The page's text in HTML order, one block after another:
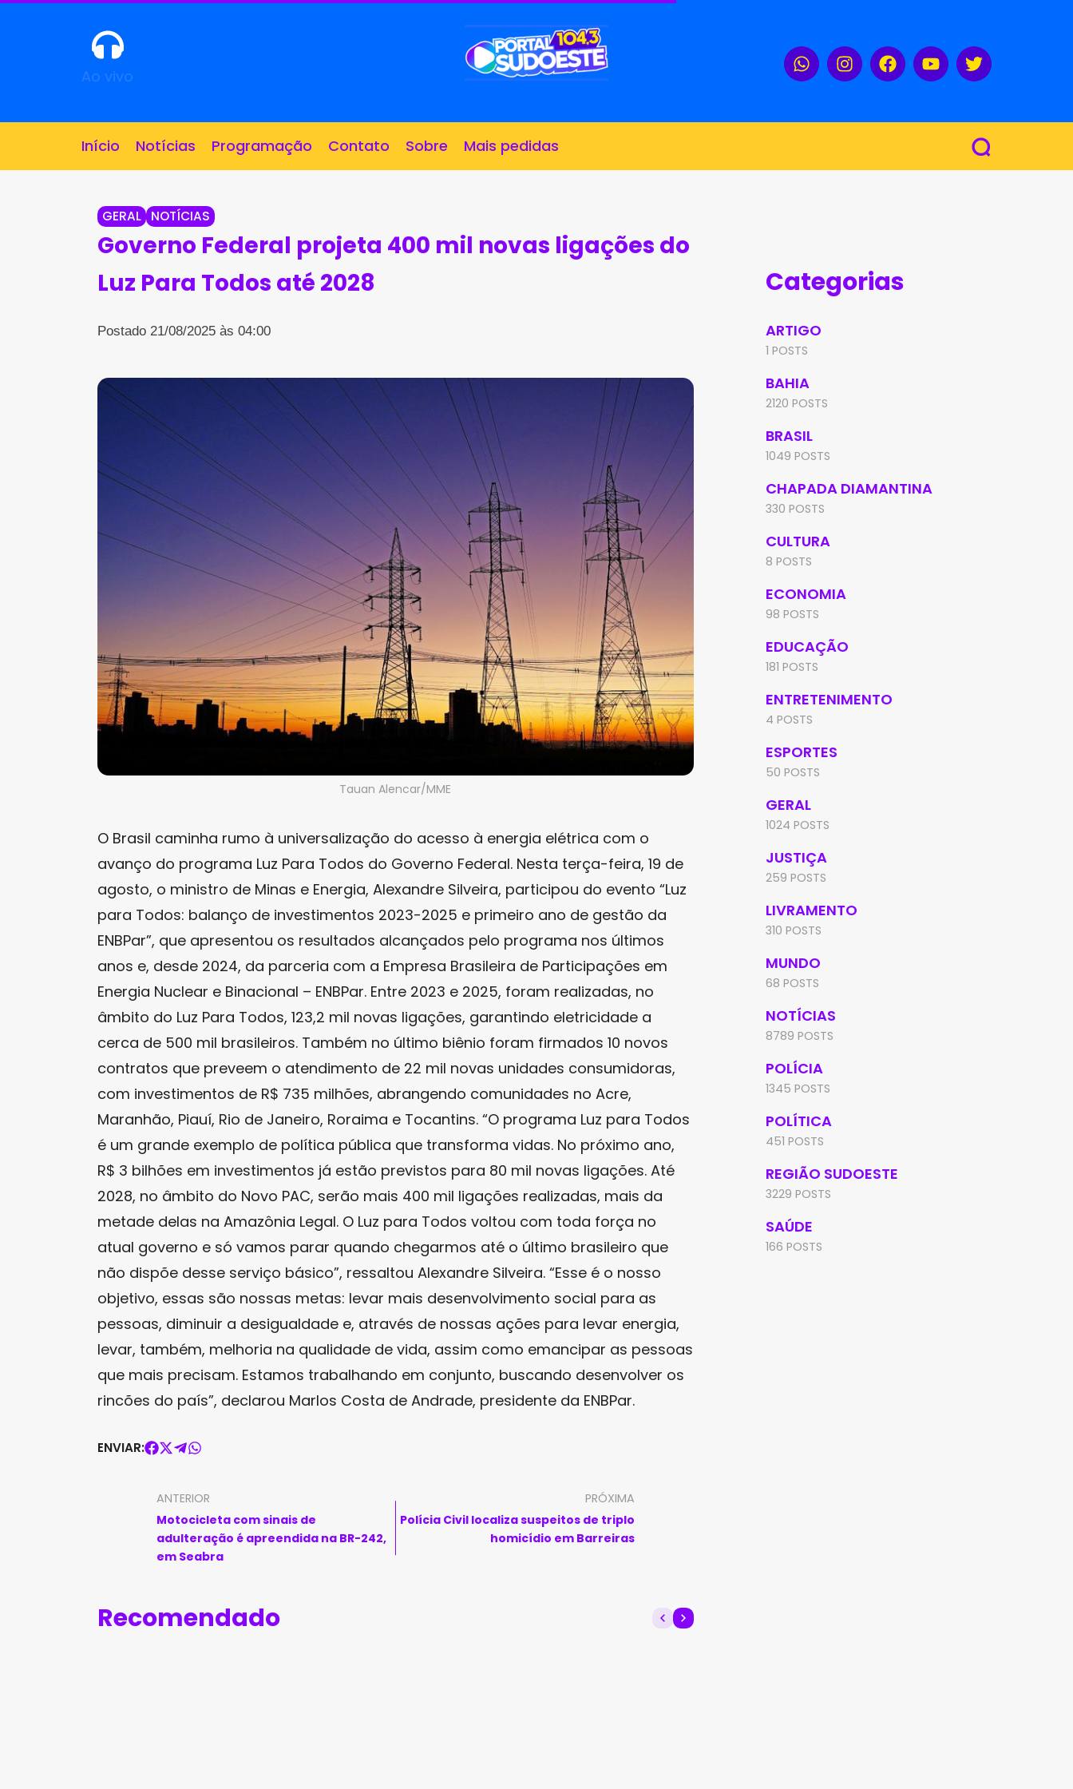
Ao vivo
Início Notícias Programação Contato Sobre Mais pedidas
GERAL NOTÍCIAS
Governo Federal projeta 400 mil novas ligações do
Luz Para Todos até 2028
Postado 21/08/2025 às 04:00
Tauan Alencar/MME
O Brasil caminha rumo à universalização do acesso à energia elétrica com o
avanço do programa Luz Para Todos do Governo Federal. Nesta terça-feira, 19 de
agosto, o ministro de Minas e Energia, Alexandre Silveira, participou do evento “Luz
para Todos: balanço de investimentos 2023-2025 e primeiro ano de gestão da
ENBPar”, que apresentou os resultados alcançados pelo programa nos últimos
anos e, desde 2024, da parceria com a Empresa Brasileira de Participações em
Energia Nuclear e Binacional – ENBPar. Entre 2023 e 2025, foram realizadas, no
âmbito do Luz Para Todos, 123,2 mil novas ligações, garantindo eletricidade a
cerca de 500 mil brasileiros. Também no último biênio foram firmados 10 novos
contratos que preveem o atendimento de 22 mil novas unidades consumidoras,
com investimentos de R$ 735 milhões, abrangendo comunidades no Acre,
Maranhão, Piauí, Rio de Janeiro, Roraima e Tocantins. “O programa Luz para Todos
é um grande exemplo de política pública que transforma vidas. No próximo ano,
R$ 3 bilhões em investimentos já estão previstos para 80 mil novas ligações. Até
2028, no âmbito do Novo PAC, serão mais 400 mil ligações realizadas, mais da
metade delas na Amazônia Legal. O Luz para Todos voltou com toda força no
atual governo e só vamos parar quando chegarmos até o último brasileiro que
não dispõe desse serviço básico”, ressaltou Alexandre Silveira. “Esse é o nosso
objetivo, essas são nossas metas: levar mais desenvolvimento social para as
pessoas, diminuir a desigualdade e, através de nossas ações para levar energia,
levar, também, melhoria na qualidade de vida, assim como emancipar as pessoas
que mais precisam. Estamos trabalhando em conjunto, buscando desenvolver os
rincões do país”, declarou Marlos Costa de Andrade, presidente da ENBPar.
ENVIAR:
ANTERIOR
Motocicleta com sinais de
adulteração é apreendida na BR-242,
em Seabra
PRÓXIMA
Polícia Civil localiza suspeitos de triplo
homicídio em Barreiras
Recomendado
Categorias
ARTIGO
1 POSTS
BAHIA
2120 POSTS
BRASIL
1049 POSTS
CHAPADA DIAMANTINA
330 POSTS
CULTURA
8 POSTS
ECONOMIA
98 POSTS
EDUCAÇÃO
181 POSTS
ENTRETENIMENTO
4 POSTS
ESPORTES
50 POSTS
GERAL
1024 POSTS
JUSTIÇA
259 POSTS
LIVRAMENTO
310 POSTS
MUNDO
68 POSTS
NOTÍCIAS
8789 POSTS
POLÍCIA
1345 POSTS
POLÍTICA
451 POSTS
REGIÃO SUDOESTE
3229 POSTS
SAÚDE
166 POSTS